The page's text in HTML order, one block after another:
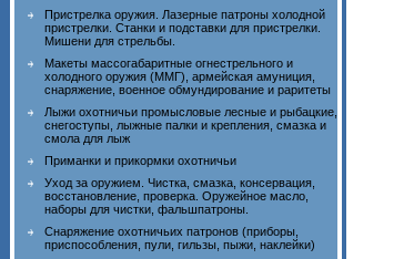
Пристрелка оружия. Лазерные патроны холодной
пристрелки. Станки и подставки для пристрелки.
Мишени для стрельбы.
Макеты массогабаритные огнестрельного и
холодного оружия (ММГ), армейская амуниция,
снаряжение, военное обмундирование и раритеты
Лыжи охотничьи промысловые лесные и рыбацкие,
снегоступы, лыжные палки и крепления, смазка и
смола для лыж
Приманки и прикормки охотничьи
Уход за оружием. Чистка, смазка, консервация,
восстановление, проверка. Оружейное масло,
наборы для чистки, фальшпатроны.
Снаряжение охотничьих патронов (приборы,
приспособления, пули, гильзы, пыжи, наклейки)